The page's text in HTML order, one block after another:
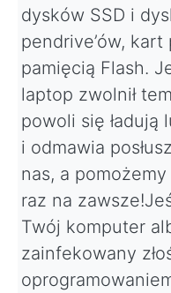
dysków SSD i
pendrive’ów,
pamięcią Flash.
laptop zwolnił
powoli się ładują
i odmawia
nas, a
raz na
Twój komputer
zainfekowany